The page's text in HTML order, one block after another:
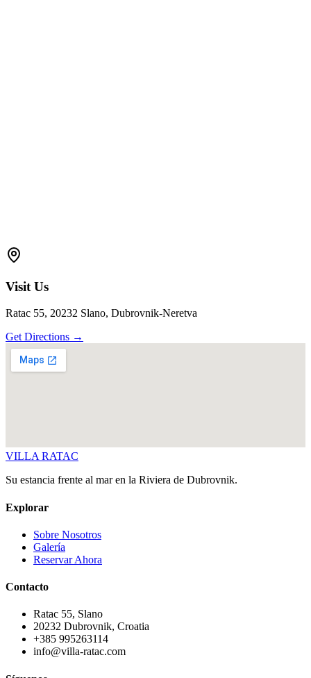
Visit Us
Ratac 55, 20232 Slano, Dubrovnik-Neretva
Get Directions →
VILLA RATAC
Su estancia frente al mar en la Riviera de Dubrovnik.
Explorar
Sobre Nosotros
Galería
Reservar Ahora
Contacto
Ratac 55, Slano
20232 Dubrovnik, Croatia
+385 995263114
info@villa-ratac.com